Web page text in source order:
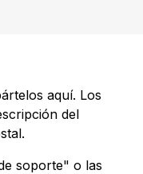
aquí. Los
del
soporte" o las